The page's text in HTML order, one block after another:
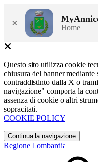
× Home
Questo sito utilizza cookie
chiusura del banner
contraddistinto dalla X o
navigazione" comporta la
assenza di cookie o altri
sopracitati.
COOKIE POLICY
Continua la navigazione
Regione Lombardia